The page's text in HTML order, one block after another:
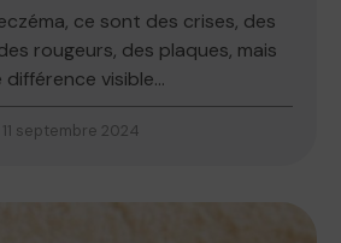
ce sont des crises, des
rougeurs, des plaques, mais
visible...
11 septembre 2024